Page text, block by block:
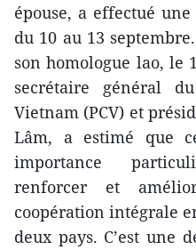
épouse, a effectué
du 10 au 13
son homologue lao, le
secrétaire général
Vietnam (PCV) et
Lâm, a estimé que
importance
renforcer et
coopération intégrale
deux pays. C’est une